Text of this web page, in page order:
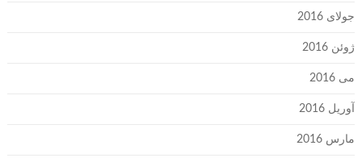
جولای 2016
ژوئن 2016
می 2016
آوریل 2016
مارس 2016